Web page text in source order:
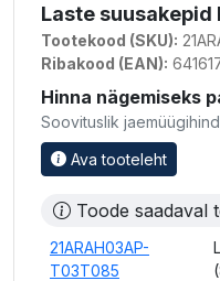
Laste suusakepid
Tootekood (SKU):
Ribakood (EAN):
Hinna nägemiseks
Soovituslik
Ava tooteleht
Toode saadaval
21ARAH03AP-
T03T085